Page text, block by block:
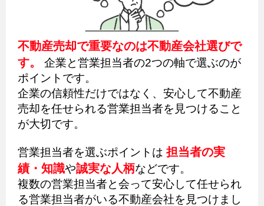
不動産売却で重要なのは不動産会社選びで
す。
企業と営業担当者の2つの軸で選ぶのが
ポイントです。
企業の信頼性だけではなく、安心して不動産
売却を任せられる営業担当者を見つけること
が大切です。
営業担当者を選ぶポイントは 担当者の実
績・知識や誠実な人柄などです。
複数の営業担当者と会って安心して任せられ
る営業担当者がいる不動産会社を見つけまし